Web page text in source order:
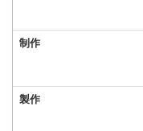
制作
製作